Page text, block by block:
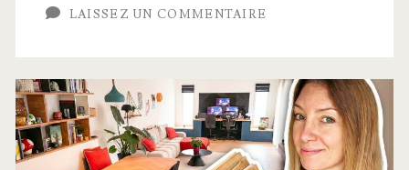
pour
LAISSEZ UN COMMENTAIRE